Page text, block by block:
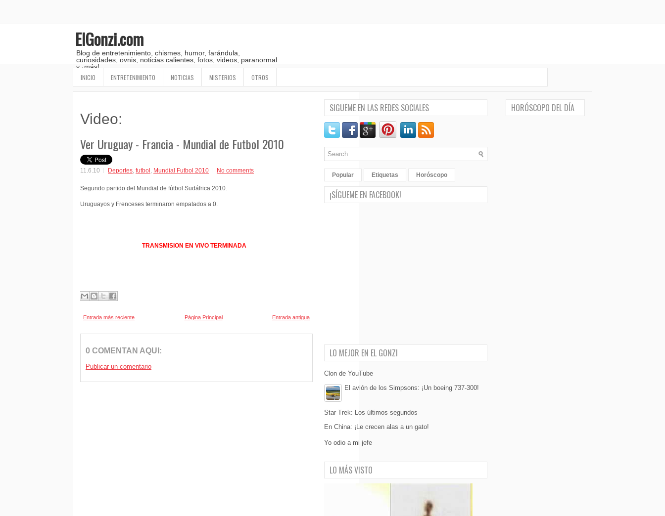
ElGonzi.com
Blog de entretenimiento, chismes, humor, farándula,
curiosidades, ovnis, noticias calientes, fotos, videos, paranormal
y ¡más!
INICIO ENTRETENIMIENTO NOTICIAS MISTERIOS OTROS
Video:
Ver Uruguay - Francia - Mundial de Futbol 2010
11.6.10 Deportes, futbol, Mundial Futbol 2010 No comments
Segundo partido del Mundial de fútbol Sudáfrica 2010.
Uruguayos y Frenceses terminaron empatados a 0.
TRANSMISION EN VIVO TERMINADA
Entrada más reciente Entrada antigua
Página Principal
0 COMENTAN AQUI:
Publicar un comentario
SIGUEME EN LAS REDES SOCIALES
Popular Etiquetas Horóscopo
¡SÍGUEME EN FACEBOOK!
LO MEJOR EN EL GONZI
Clon de YouTube
El avión de los Simpsons: ¡Un boeing 737-300!
Star Trek: Los últimos segundos
En China: ¡Le crecen alas a un gato!
Yo odio a mi jefe
LO MÁS VISTO
HORÓSCOPO DEL DÍA